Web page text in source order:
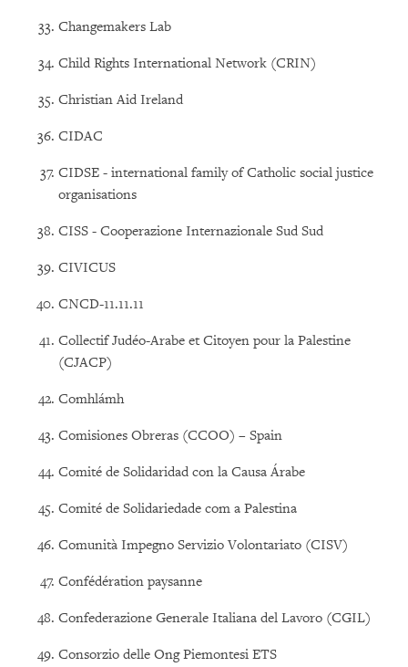
Changemakers Lab
Child Rights International Network (CRIN)
Christian Aid Ireland
CIDAC
CIDSE - international family of Catholic social justice
organisations
CISS - Cooperazione Internazionale Sud Sud
CIVICUS
CNCD-11.11.11
Collectif Judéo-Arabe et Citoyen pour la Palestine
(CJACP)
Comhlámh
Comisiones Obreras (CCOO) – Spain
Comité de Solidaridad con la Causa Árabe
Comité de Solidariedade com a Palestina
Comunità Impegno Servizio Volontariato (CISV)
Confédération paysanne
Confederazione Generale Italiana del Lavoro (CGIL)
Consorzio delle Ong Piemontesi ETS